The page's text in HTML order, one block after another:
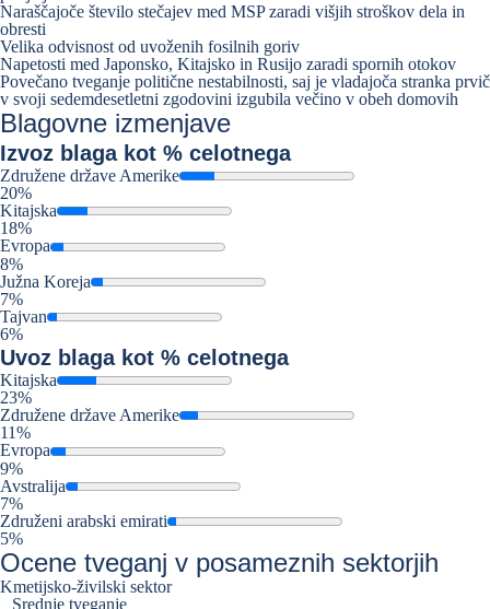
Naraščajoče število stečajev med MSP zaradi višjih stroškov dela in
obresti
Velika odvisnost od uvoženih fosilnih goriv
Napetosti med Japonsko, Kitajsko in Rusijo zaradi spornih otokov
Povečano tveganje politične nestabilnosti, saj je vladajoča stranka prvič
v svoji sedemdesetletni zgodovini izgubila večino v obeh domovih
Blagovne izmenjave
Izvoz blaga kot % celotnega
Združene države Amerike
20%
Kitajska
18%
Evropa
8%
Južna Koreja
7%
Tajvan
6%
Uvoz blaga kot % celotnega
Kitajska
23%
Združene države Amerike
11%
Evropa
9%
Avstralija
7%
Združeni arabski emirati
5%
Ocene tveganj v posameznih sektorjih
Kmetijsko-živilski sektor
Srednje tveganje